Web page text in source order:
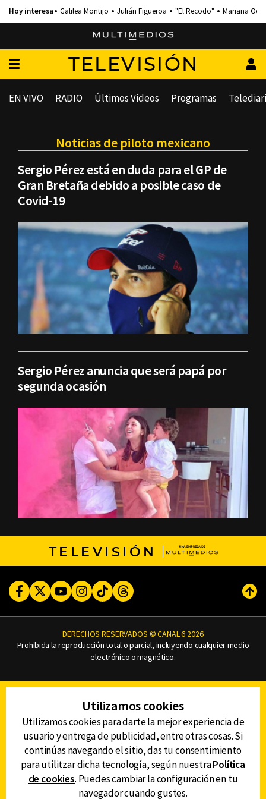
Galilea Montijo Julián Figueroa "El Recodo" Mariana
TELEVISIÓN
EN VIVO RADIO Últimos Videos Programas
Noticias de piloto mexicano
Sergio Pérez está en duda para el GP de
Gran Bretaña debido a posible caso de
Covid-19
Sergio Pérez anuncia que será papá por
segunda ocasión
TELEVISIÓN
FacebookTwitterYoutubeInstagram
TikTokThreads
DERECHOS RESERVADOS © CANAL 6 2026
Prohibida la reproducción total o parcial, incluyendo cualquier medio
electrónico o magnético.
AVISO DE PRIVACIDAD
DEFENSORÍA DE LAS AUDIENCIAS
DESCARGA LA APP DE CANAL 6
Utilizamos cookies
Utilizamos cookies para darte la mejor experiencia de
usuario y entrega de publicidad, entre otras cosas. Si
continúas navegando el sitio, das tu consentimiento
para utilitzar dicha tecnología, según nuestraPolítica
de cookies. Puedes cambiar la configuración en tu
navegador cuando gustes.